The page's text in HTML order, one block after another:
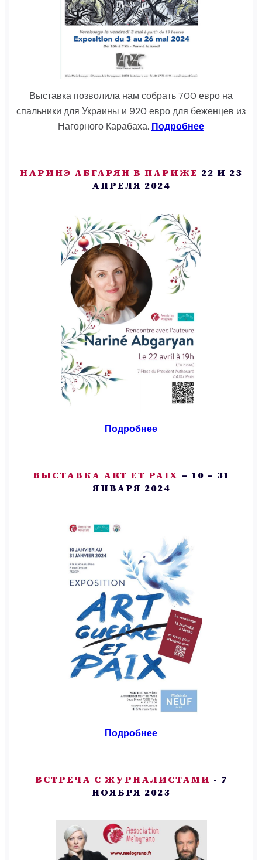
Выставка позволила нам собрать 700 евро на
спальники для Украины и 920 евро для беженцев из
Нагорного Карабаха. Подробнее
НАРИНЭ АБГАРЯН В ПАРИЖЕ 22 И 23
АПРЕЛЯ 2024
Подробнее
ВЫСТАВКА ART ET PAIX – 10 – 31
ЯНВАРЯ 2024
Подробнее
ВСТРЕЧА С ЖУРНАЛИСТАМИ - 7
НОЯБРЯ 2023